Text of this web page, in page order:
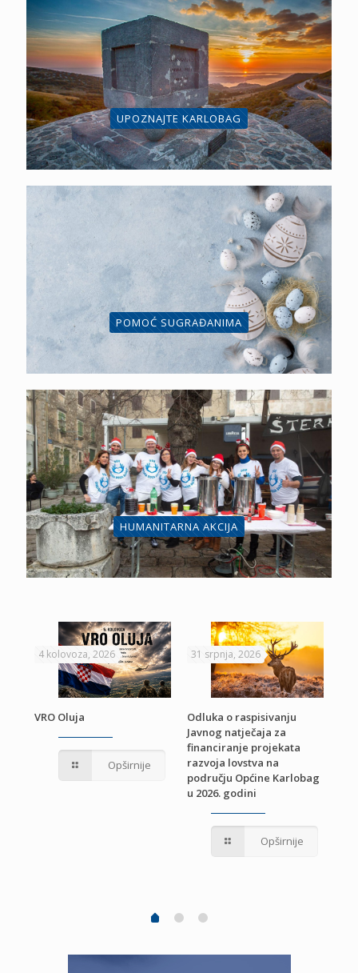
UPOZNAJTE KARLOBAG
POMOĆ SUGRAĐANIMA
HUMANITARNA AKCIJA
4 kolovoza, 2026
VRO Oluja
Opširnije
31 srpnja, 2026
Odluka o raspisivanju
Javnog natječaja za
financiranje projekata
razvoja lovstva na
području Općine Karlobag
u 2026. godini
Opširnije